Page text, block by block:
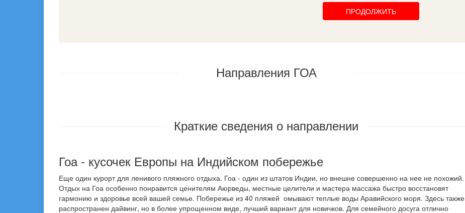
ПРОДОЛЖИТЬ
Направления ГОА
Краткие сведения о направлении
Гоа - кусочек Европы на Индийском побережье
Еще один курорт для ленивого пляжного отдыха. Гоа - один из штатов Индии, но внешне совершенно на нее не похожий.
Отдых на Гоа особенно понравится ценителям Аюрведы, местные целители и мастера массажа быстро восстановят
гармонию и здоровье всей вашей семье. Побережье из 40 пляжей омывают теплые воды Аравийского моря. Здесь также
распространен дайвинг, но в более упрощенном виде, лучший вариант для новичков. Для семейного досуга отлично